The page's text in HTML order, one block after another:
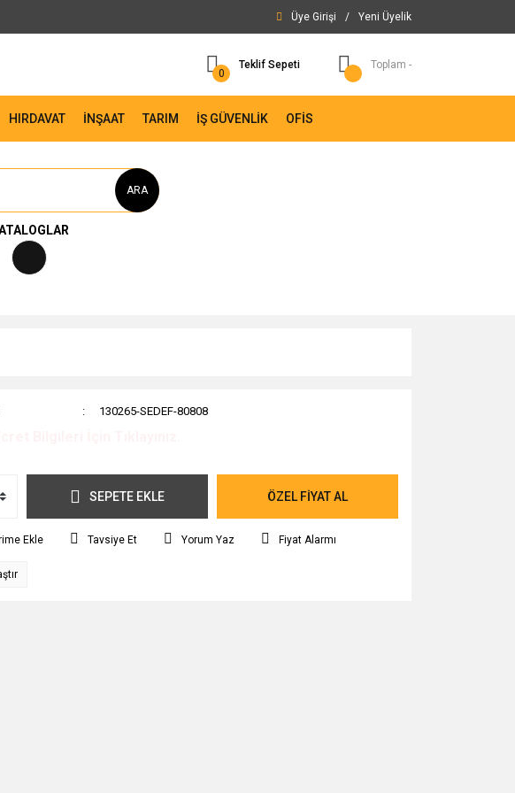
Üye Girişi / Yeni Üyelik
0
Teklif Sepeti Toplam -
HIRDAVAT İNŞAAT TARIM İŞ GÜVENLİK OFİS
ARA
130265-SEDEF-80808
SEPETE EKLE ÖZEL FİYAT AL
Tavsiye Et Yorum Yaz Fiyat Alarmı